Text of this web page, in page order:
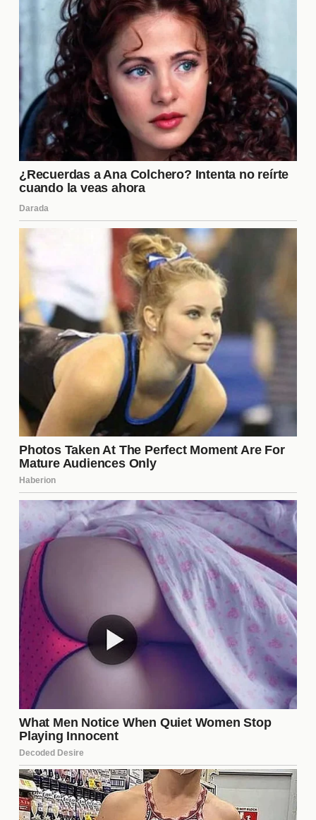
demostrado ser una muralla en la defensa,
manteniendo la portería a cero en varias ocasiones.
Estos jugadores son esenciales para las
aspiraciones del equipo en el torneo.
¿Cómo puedo adquirir boletos
para los partidos de Tigres?
Adquirir boletos para los partidos de Tigres es
bastante sencillo. Puedes comprarlos a través de la
página oficial del club o en las taquillas del estadio.
Es recomendable hacerlo con anticipación, ya que
los partidos suelen tener alta demanda,
especialmente en encuentros importantes. Además,
a veces hay promociones especiales que pueden
ofrecer descuentos.
¿Cuál es la historia de Tigres en
la Liga MX?
Tigres UANL es uno de los clubes más exitosos de
la Liga MX, con una rica historia que se remonta a
su fundación en 1960. A lo largo de los años, han
logrado múltiples campeonatos y han sido
reconocidos por su desarrollo de talento joven. Su
estilo de juego atractivo y su fuerte base de
aficionados han hecho de Tigres un equipo
emblemático en el fútbol mexicano. La combinación
de tradición y éxito los posiciona como un referente
en el deporte.